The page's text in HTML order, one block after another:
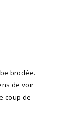
brodée.
de voir
coup de